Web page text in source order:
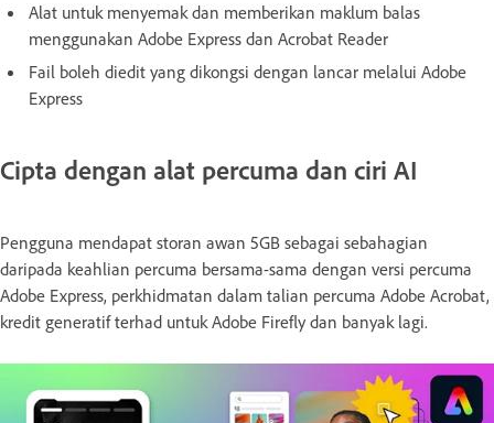
Alat untuk menyemak dan memberikan maklum balas
menggunakan Adobe Express dan Acrobat Reader
Fail boleh diedit yang dikongsi dengan lancar melalui Adobe
Express
Cipta dengan alat percuma dan ciri AI
Pengguna mendapat storan awan 5GB sebagai sebahagian
daripada keahlian percuma bersama-sama dengan versi percuma
Adobe Express, perkhidmatan dalam talian percuma Adobe Acrobat,
kredit generatif terhad untuk Adobe Firefly dan banyak lagi.